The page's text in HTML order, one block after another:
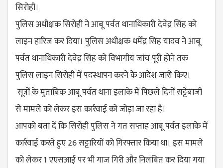
सिरोही।
पुलिस अधीक्षक सिरोही ने आबू पर्वत थानाधिकारी देवेंद्र सिंह को
लाइन हारिज कर दिया। पुलिस अधीक्षक धर्मेंद्र सिंह यादव ने आबू
पर्वत थानाधिकारी देवेंद्र सिंह को विभागीय जांच पूरी होने तक
पुलिस लाइन सिरोही में पदस्थापन करने के आदेश जारी किए।
सूत्रों के मुताबिक ​आबू पर्वत थाना इलाके में पिछले दिनों सट्टेबाजी
से मामले को लेकर इस कार्रवाई को जोड़ा जा रहा है।
आपको बता दें कि सिरोही पुलिस ने गत सप्ताह आबू पर्वत इलाके में
कार्रवाई करते हुए 26 सट्टारियों को गिरफ्तार किया था। इस मामले
को लेकर 1 एएसआई पर भी गाज गिरी और निलंबित कर दिया गया